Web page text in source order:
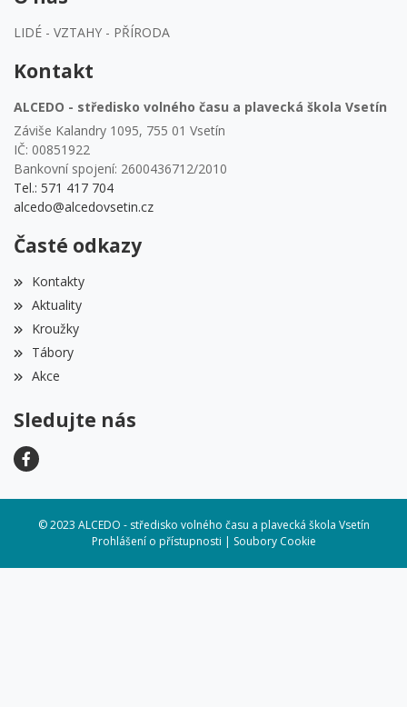
LIDÉ - VZTAHY - PŘÍRODA
Kontakt
ALCEDO - středisko volného času a plavecká škola Vsetín
Záviše Kalandry 1095, 755 01 Vsetín
IČ: 00851922
Bankovní spojení: 2600436712/2010
Tel.: 571 417 704
alcedo@alcedovsetin.cz
Časté odkazy
Kontakty
Aktuality
Kroužky
Tábory
Akce
Sledujte nás
© 2023 ALCEDO - středisko volného času a plavecká škola Vsetín
Prohlášení o přístupnosti | Soubory Cookie